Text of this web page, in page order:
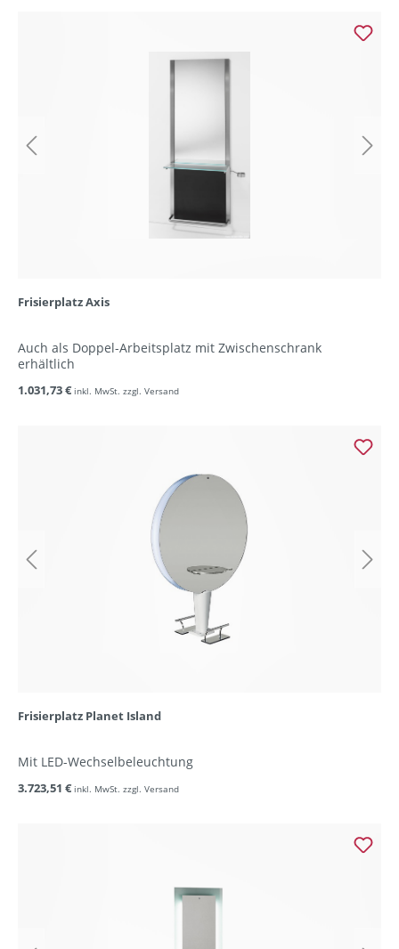
Frisierplatz Axis
Auch als Doppel-Arbeitsplatz mit Zwischenschrank
erhältlich
1.031,73 € inkl. MwSt. zzgl. Versand
Frisierplatz Planet Island
Mit LED-Wechselbeleuchtung
3.723,51 € inkl. MwSt. zzgl. Versand